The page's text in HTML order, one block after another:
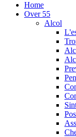
Home
Over 55
Alcol